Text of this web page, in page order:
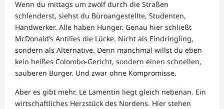
Wenn du mittags um zwölf durch die Straßen
schlenderst, siehst du Büroangestellte, Studenten,
Handwerker. Alle haben Hunger. Genau hier schließt
McDonald’s Antilles die Lücke. Nicht als Eindringling,
sondern als Alternative. Denn manchmal willst du eben
kein heißes Colombo-Gericht, sondern einen schnellen,
sauberen Burger. Und zwar ohne Kompromisse.
Aber es gibt mehr. Le Lamentin liegt gleich nebenan. Ein
wirtschaftliches Herzstück des Nordens. Hier stehen